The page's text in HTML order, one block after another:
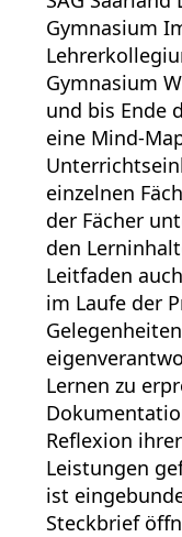
Gymnasium
Gymnasium
und bis Ende
eine Mind-
einzelnen
der Fächer
den
Leitfaden
im Laufe der
Lernen zu
Reflexion
Leistungen
ist
Steckbrief